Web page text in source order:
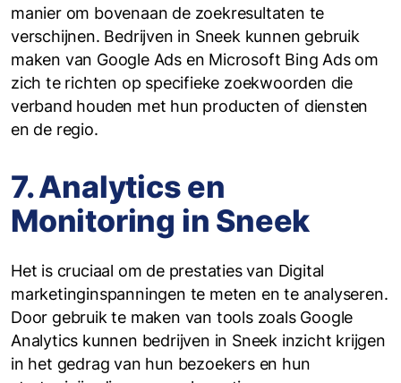
manier om bovenaan de zoekresultaten te
verschijnen. Bedrijven in Sneek kunnen gebruik
maken van Google Ads en Microsoft Bing Ads om
zich te richten op specifieke zoekwoorden die
verband houden met hun producten of diensten
en de regio.
7. Analytics en
Monitoring in Sneek
Het is cruciaal om de prestaties van Digital
marketinginspanningen te meten en te analyseren.
Door gebruik te maken van tools zoals Google
Analytics kunnen bedrijven in Sneek inzicht krijgen
in het gedrag van hun bezoekers en hun